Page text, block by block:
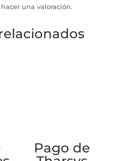
una valoración.
Pago de